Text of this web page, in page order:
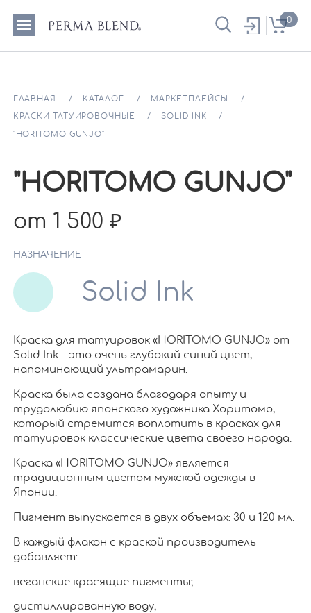
0
ГЛАВНАЯ КАТАЛОГ МАРКЕТПЛЕЙСЫ
КРАСКИ ТАТУИРОВОЧНЫЕ SOLID INK
"HORITOMO GUNJO"
"HORITOMO GUNJO"
от 1 500
НАЗНАЧЕНИЕ
Solid Ink
Краска для татуировок «HORITOMO GUNJO» от
Solid Ink – это очень глубокий синий цвет,
напоминающий ультрамарин.
Краска была создана благодаря опыту и
трудолюбию японского художника Хоритомо,
который стремится воплотить в красках для
татуировок классические цвета своего народа.
Краска «HORITOMO GUNJO» является
традиционным цветом мужской одежды в
Японии.
Пигмент выпускается в двух объемах: 30 и 120 мл.
В каждый флакон с краской производитель
добавляет:
веганские красящие пигменты;
дистиллированную воду;